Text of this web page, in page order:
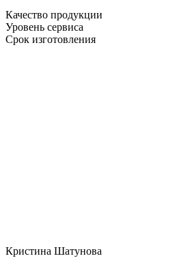
Качество продукции
Уровень сервиса
Срок изготовления
Кристина Шатунова